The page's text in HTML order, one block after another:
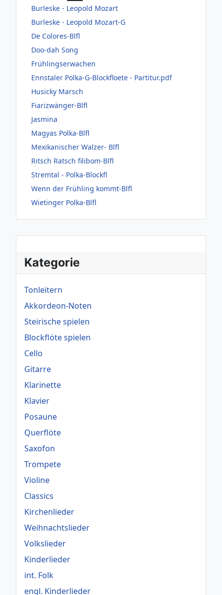
Kategorie
Tonleitern
Akkordeon-Noten
Steirische spielen
Blockflöte spielen
Cello
Gitarre
Klarinette
Klavier
Posaune
Querflöte
Saxofon
Trompete
Violine
Classics
Kirchenlieder
Weihnachtslieder
Volkslieder
Kinderlieder
int. Folk
engl. Kinderlieder
Burleske - Leopold Mozart
Burleske - Leopold Mozart-G
De Colores-Blfl
Doo-dah Song
Frühlingserwachen
Ennstaler Polka-G-Blockfloete - Partitur.pdf
Husicky Marsch
Fiarizwänger-Blfl
Jasmina
Magyas Polka-Blfl
Mexikanischer Walzer- Blfl
Ritsch Ratsch filibom-Blfl
Stremtal - Polka-Blockfl
Wenn der Frühling kommt-Blfl
Wietinger Polka-Blfl